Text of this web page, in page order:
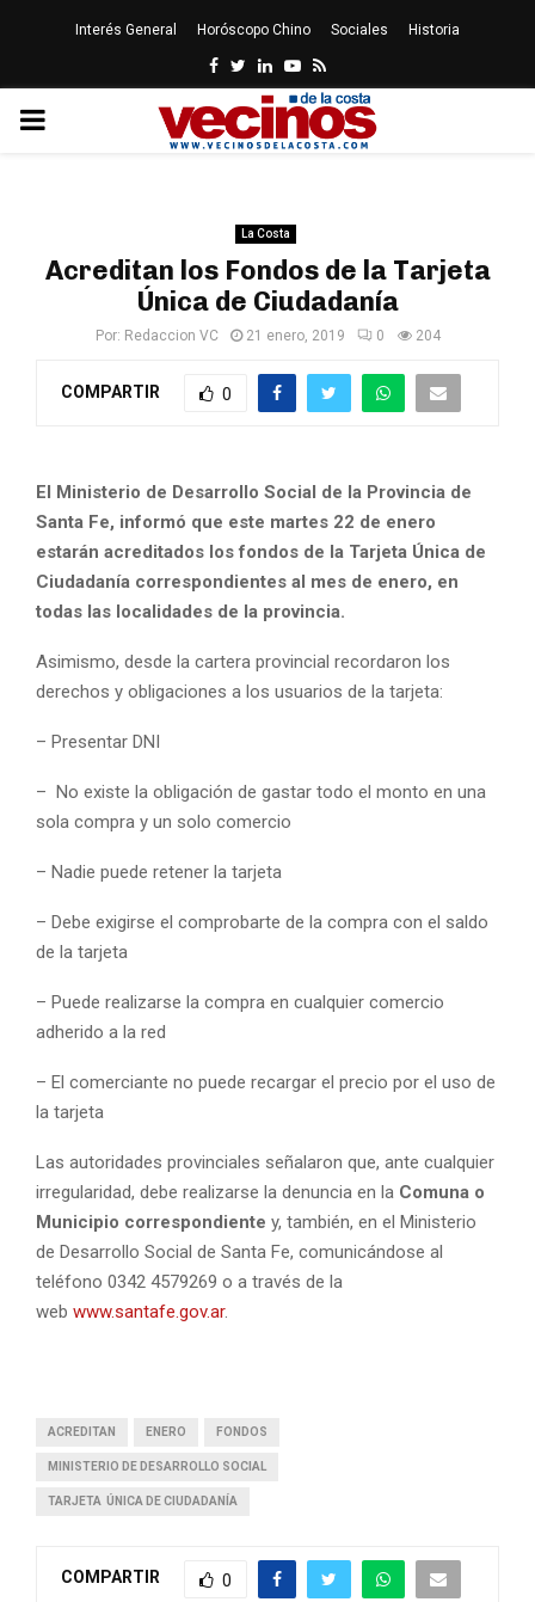
Interés General Horóscopo Chino Sociales Historia
Facebook
Twitter
LinkedinYoutube
Rss
PRIMARY
La Costa
Acreditan los Fondos de la Tarjeta
Única de Ciudadanía
Por: Redaccion VC 21 enero, 2019 0 204
COMPARTIR 0
El Ministerio de Desarrollo Social de la Provincia de
Santa Fe, informó que este martes 22 de enero
estarán acreditados los fondos de la Tarjeta Única de
Ciudadanía correspondientes al mes de enero, en
todas las localidades de la provincia.
Asimismo, desde la cartera provincial recordaron los
derechos y obligaciones a los usuarios de la tarjeta:
– Presentar DNI
– No existe la obligación de gastar todo el monto en una
sola compra y un solo comercio
– Nadie puede retener la tarjeta
– Debe exigirse el comprobarte de la compra con el saldo
de la tarjeta
– Puede realizarse la compra en cualquier comercio
adherido a la red
– El comerciante no puede recargar el precio por el uso de
la tarjeta
Las autoridades provinciales señalaron que, ante cualquier
irregularidad, debe realizarse la denuncia en la Comuna o
Municipio correspondiente y, también, en el Ministerio
de Desarrollo Social de Santa Fe, comunicándose al
teléfono 0342 4579269 o a través de la
web www.santafe.gov.ar.
ACREDITAN ENERO FONDOS
MINISTERIO DE DESARROLLO SOCIAL
TARJETA ÚNICA DE CIUDADANÍA
COMPARTIR 0